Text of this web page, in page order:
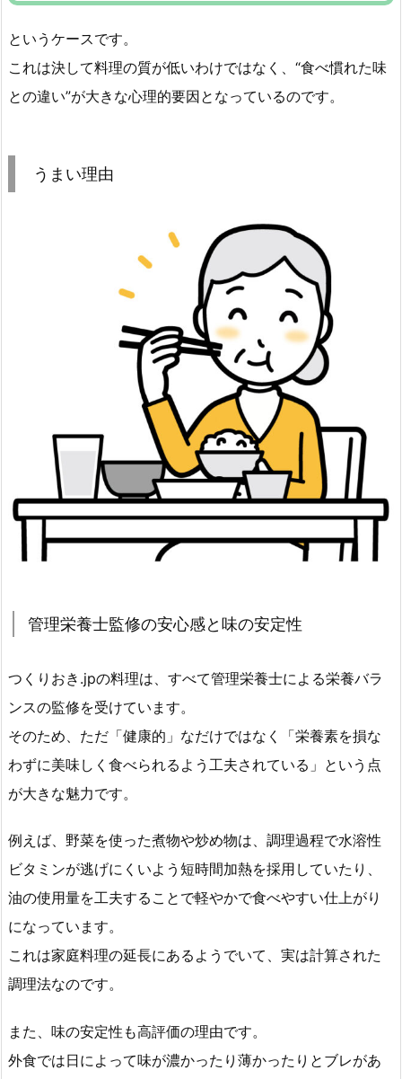
というケースです。
これは決して料理の質が低いわけではなく、“食べ慣れた味
との違い”が大きな心理的要因となっているのです。
うまい理由
管理栄養士監修の安心感と味の安定性
つくりおき.jpの料理は、すべて管理栄養士による栄養バラ
ンスの監修を受けています。
そのため、ただ「健康的」なだけではなく「栄養素を損な
わずに美味しく食べられるよう工夫されている」という点
が大きな魅力です。
例えば、野菜を使った煮物や炒め物は、調理過程で水溶性
ビタミンが逃げにくいよう短時間加熱を採用していたり、
油の使用量を工夫することで軽やかで食べやすい仕上がり
になっています。
これは家庭料理の延長にあるようでいて、実は計算された
調理法なのです。
また、味の安定性も高評価の理由です。
外食では日によって味が濃かったり薄かったりとブレがあ